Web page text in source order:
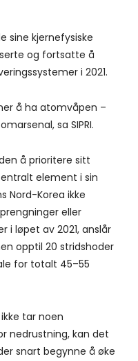
sine kjernefysiske
og fortsatte å
i 2021.
å ha atomvåpen –
sa SIPRI.
å prioritere sitt
element i sin
Nord-Korea ikke
eller
i løpet av 2021, anslår
opptil 20 stridshoder
for totalt 45–55
tar noen
nedrustning, kan det
snart begynne å øke